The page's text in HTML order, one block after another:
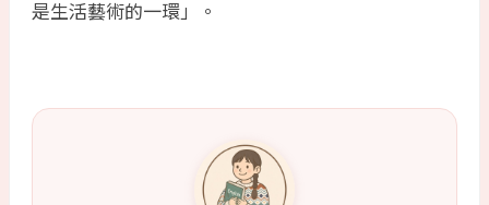
是生活藝術的一環」。